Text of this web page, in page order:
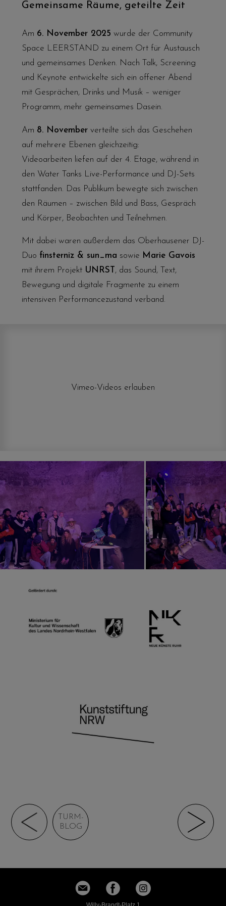
Gemeinsame Räume, geteilte Zeit
Am 6. November 2025 wurde der Community
Space LEERSTAND zu einem Ort für Austausch
und gemeinsames Denken. Nach Talk, Screening
und Keynote entwickelte sich ein offener Abend
mit Gesprächen, Drinks und Musik – weniger
Programm, mehr gemeinsames Dasein.
Am 8. Novemberverteilte sich das Geschehen
auf mehrere Ebenen gleichzeitig:
Videoarbeiten liefen auf der 4. Etage, während in
den Water Tanks Live-Performance und DJ-Sets
stattfanden. Das Publikum bewegte sich zwischen
den Räumen – zwischen Bild und Bass, Gespräch
und Körper, Beobachten und Teilnehmen.
Mit dabei waren außerdem das Oberhausener DJ-
Duo finsterniz & sun_ma sowie Marie Gavois
mit ihrem Projekt UNRST , das Sound, Text,
Bewegung und digitale Fragmente zu einem
intensiven Performancezustand verband.
Vimeo-Videos erlauben
TURM-
BLOG